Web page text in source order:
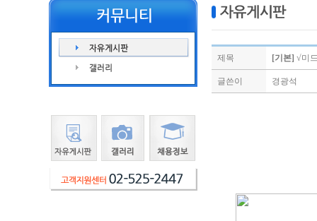
제목 [기본] √미
글쓴이 경광석